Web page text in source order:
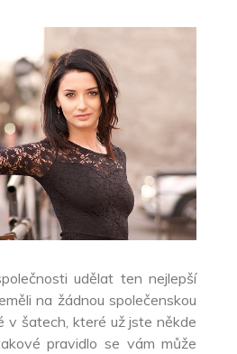
udělat ten nejlepší
na žádnou společenskou
v šatech, které už jste někde
pravidlo se vám může